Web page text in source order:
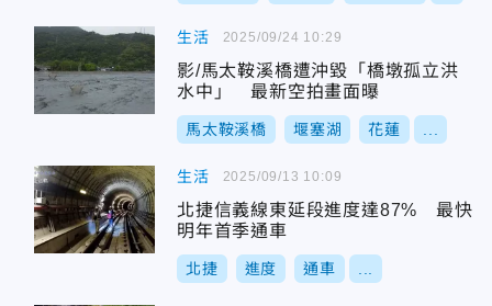
生活
影/馬太鞍溪橋遭沖毀「橋墩孤立洪
水中」 最新空拍畫面曝
馬太鞍溪橋 堰塞湖 花蓮
2025/09/24 10:29
生活
北捷信義線東延段進度達87% 最快
明年首季通車
北捷 進度 通車
2025/09/13 10:09